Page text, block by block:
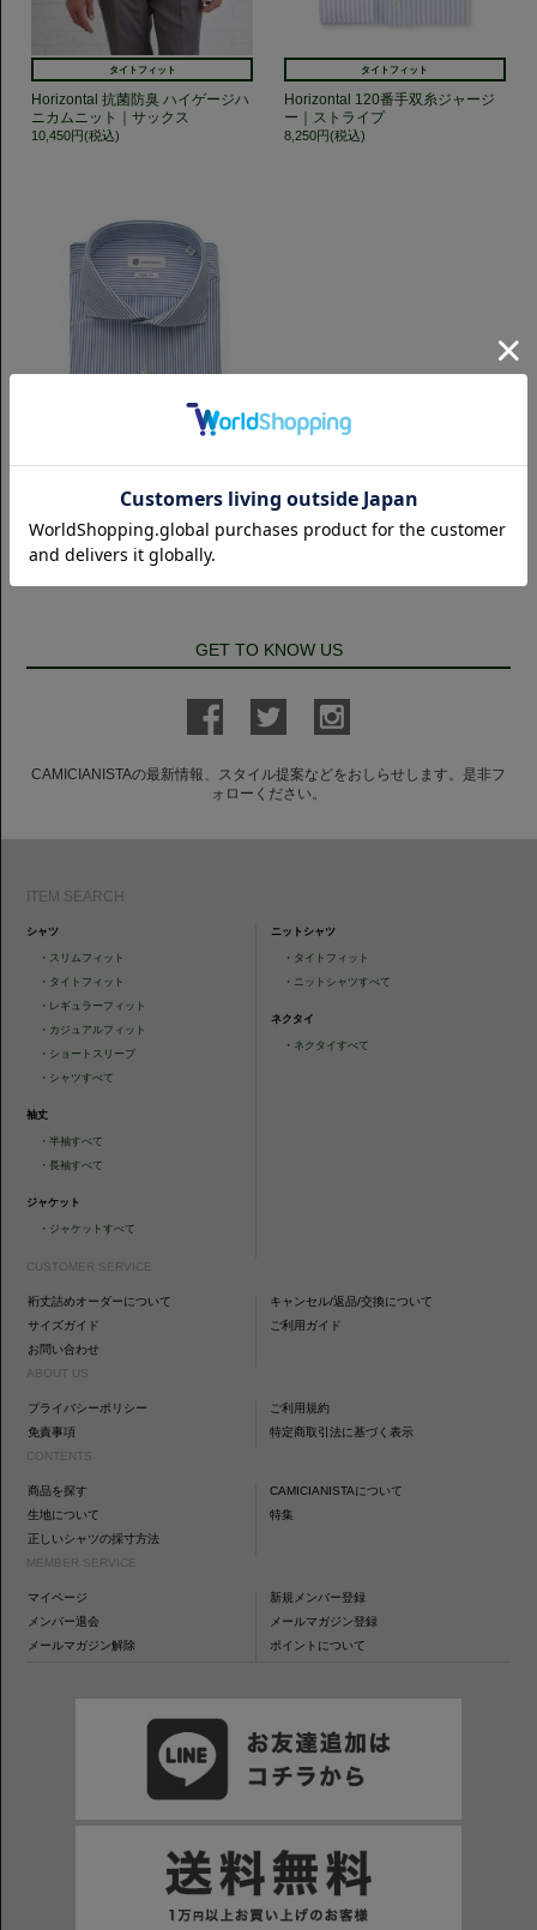
タイトフィット
Horizontal 抗菌防臭 ハイゲージハ
ニカムニット｜サックス
10,450円(税込)
タイトフィット
Horizontal 120番手双糸ジャージ
ー｜ストライプ
8,250円(税込)
Horizontal イージーケア ジャージ
ー｜ロンドンストライプ
GET TO KNOW US
CAMICIANISTAの最新情報、スタイル提案などをおしらせします。是非フ
ォローください。
ITEM SEARCH
シャツ
・ スリムフィット
・ タイトフィット
・ レギュラーフィット
・ カジュアルフィット
・ ショートスリーブ
・ シャツすべて
袖丈
・半袖すべて
・長袖すべて
ジャケット
・ ジャケットすべて
ニットシャツ
・ タイトフィット
・ ニットシャツすべて
ネクタイ
・ ネクタイすべて
CUSTOMER SERVICE
裄丈詰めオーダーについて
キャンセル/返品/交換について
サイズガイド
ご利用ガイド
お問い合わせ
ABOUT US
プライバシーポリシー
ご利用規約
免責事項
特定商取引法に基づく表示
CONTENTS
商品を探す
CAMICIANISTAについて
生地について
特集
正しいシャツの採寸方法
MEMBER SERVICE
マイページ
新規メンバー登録
メンバー退会
メールマガジン登録
メールマガジン解除
ポイントについて